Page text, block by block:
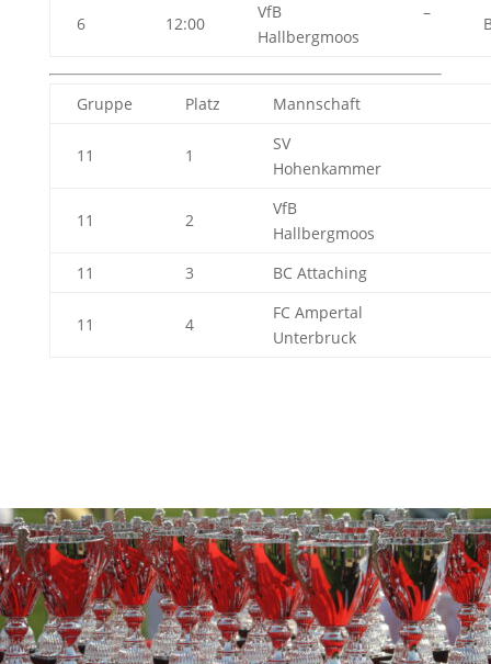
6 12:00
VfB
Hallbergmoos
–
Gruppe Platz Mannschaft
11 1
SV
Hohenkammer
11 2
VfB
Hallbergmoos
11
3 BC Attaching
11 4
FC Ampertal
Unterbruck